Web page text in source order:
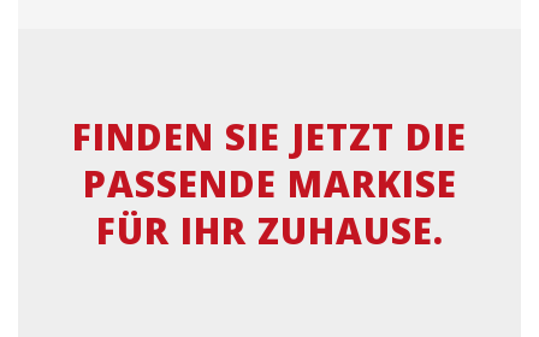
FINDEN SIE JETZT DIE
PASSENDE MARKISE
FÜR IHR ZUHAUSE.